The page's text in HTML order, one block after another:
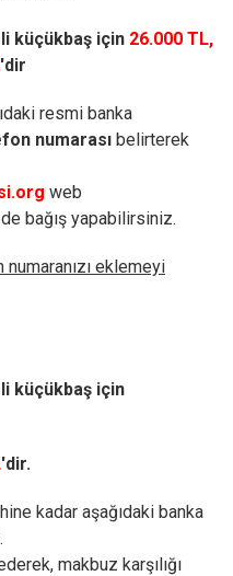
küçükbaş için 26.000 TL,
'dir
resmi banka
numarası belirterek
web
bağış yapabilirsiniz.
eklemeyi
küçükbaş için
'dir.
kadar aşağıdaki banka
makbuz karşılığı